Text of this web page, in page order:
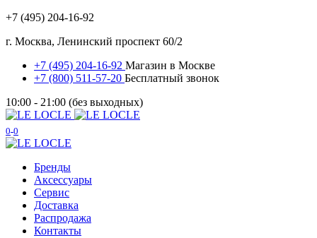
+7 (495) 204-16-92
г. Москва, Ленинский проспект 60/2
+7 (495) 204-16-92 Магазин в Москве
+7 (800) 511-57-20 Бесплатный звонок
10:00 - 21:00 (без выходных)
0 0
Бренды
Аксессуары
Сервис
Доставка
Распродажа
Контакты